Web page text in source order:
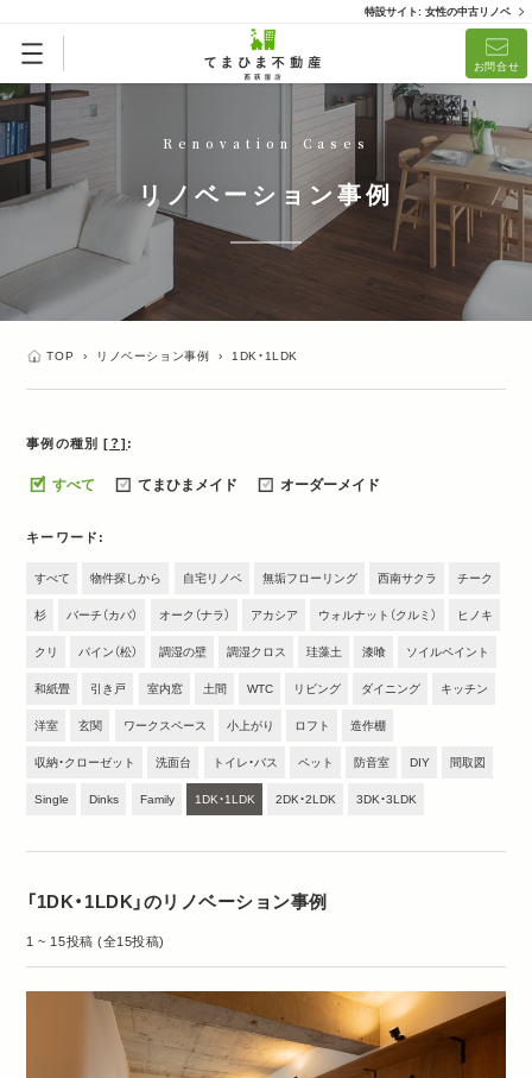
特設サイト: 女性の中古リノベ
お問合せ
Renovation Cases
リノベーション事例
TOP › リノベーション事例 › 1DK・1LDK
事例の種別 [？]
すべて てまひまメイド オーダーメイド
キーワード
すべて 物件探しから 自宅リノベ 無垢フローリング 西南サクラ チーク
杉 バーチ（カバ） オーク（ナラ） アカシア ウォルナット（クルミ） ヒノキ
クリ パイン（松） 調湿の壁 調湿クロス 珪藻土 漆喰 ソイルペイント
和紙畳 引き戸 室内窓 土間 WTC リビング ダイニング キッチン
洋室 玄関 ワークスペース 小上がり ロフト 造作棚
収納・クローゼット 洗面台 トイレ・バス ペット 防音室 DIY 間取図
Single Dinks Family 1DK・1LDK 2DK・2LDK 3DK・3LDK
「1DK・1LDK」のリノベーション事例
1 ~ 15投稿 (全15投稿)